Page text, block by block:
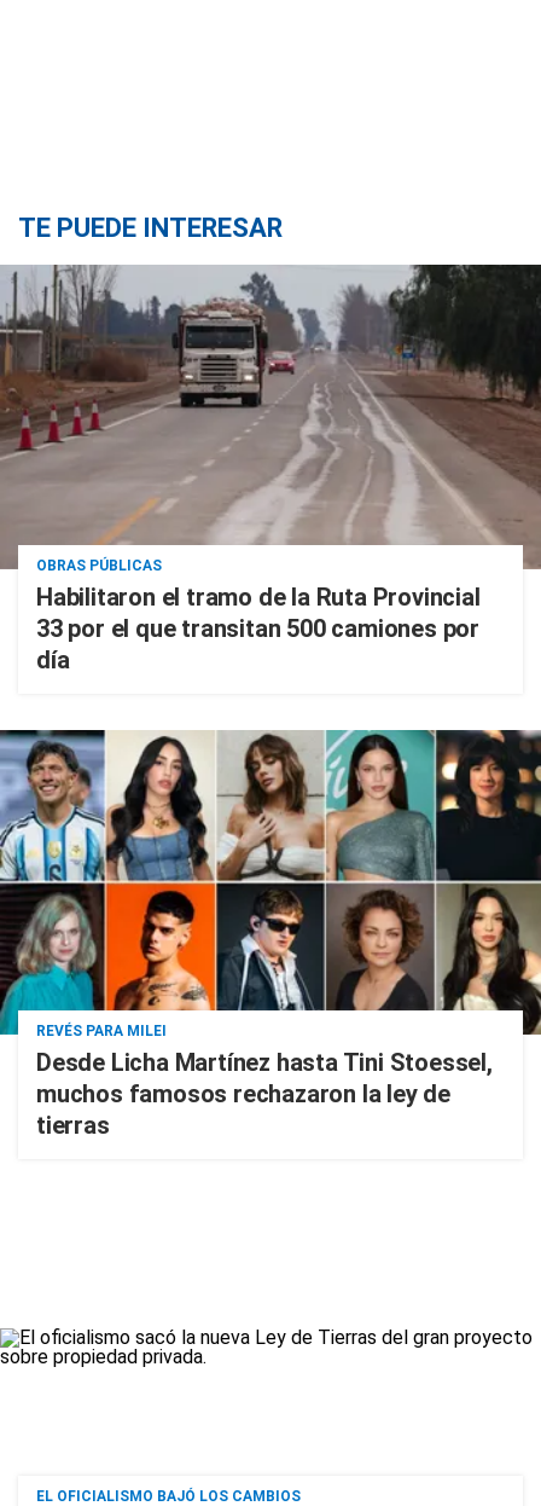
TE PUEDE INTERESAR
OBRAS PÚBLICAS
Habilitaron el tramo de la Ruta Provincial
33 por el que transitan 500 camiones por
día
REVÉS PARA MILEI
Desde Licha Martínez hasta Tini Stoessel,
muchos famosos rechazaron la ley de
tierras
EL OFICIALISMO BAJÓ LOS CAMBIOS